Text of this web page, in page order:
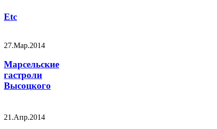
Etc
27.Мар.2014
Марсельские
гастроли
Высоцкого
21.Апр.2014